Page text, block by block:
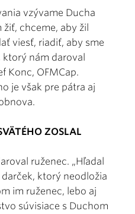
vzývame Ducha
žiť, chceme, aby žil
viesť, riadiť, aby sme
ktorý nám daroval
Konc, OFMCap.
je však pre pátra aj
ZOSLAL
ruženec. „Hľadal
ktorý neodložia
im ruženec, lebo aj
súvisiace s Duchom